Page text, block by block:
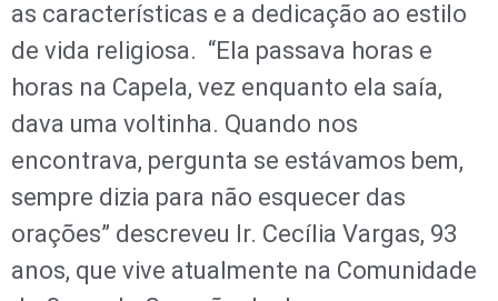
as características e a dedicação ao estilo
de vida religiosa. “Ela passava horas e
horas na Capela, vez enquanto ela saía,
dava uma voltinha. Quando nos
encontrava, pergunta se estávamos bem,
sempre dizia para não esquecer das
orações” descreveu Ir. Cecília Vargas, 93
anos, que vive atualmente na Comunidade